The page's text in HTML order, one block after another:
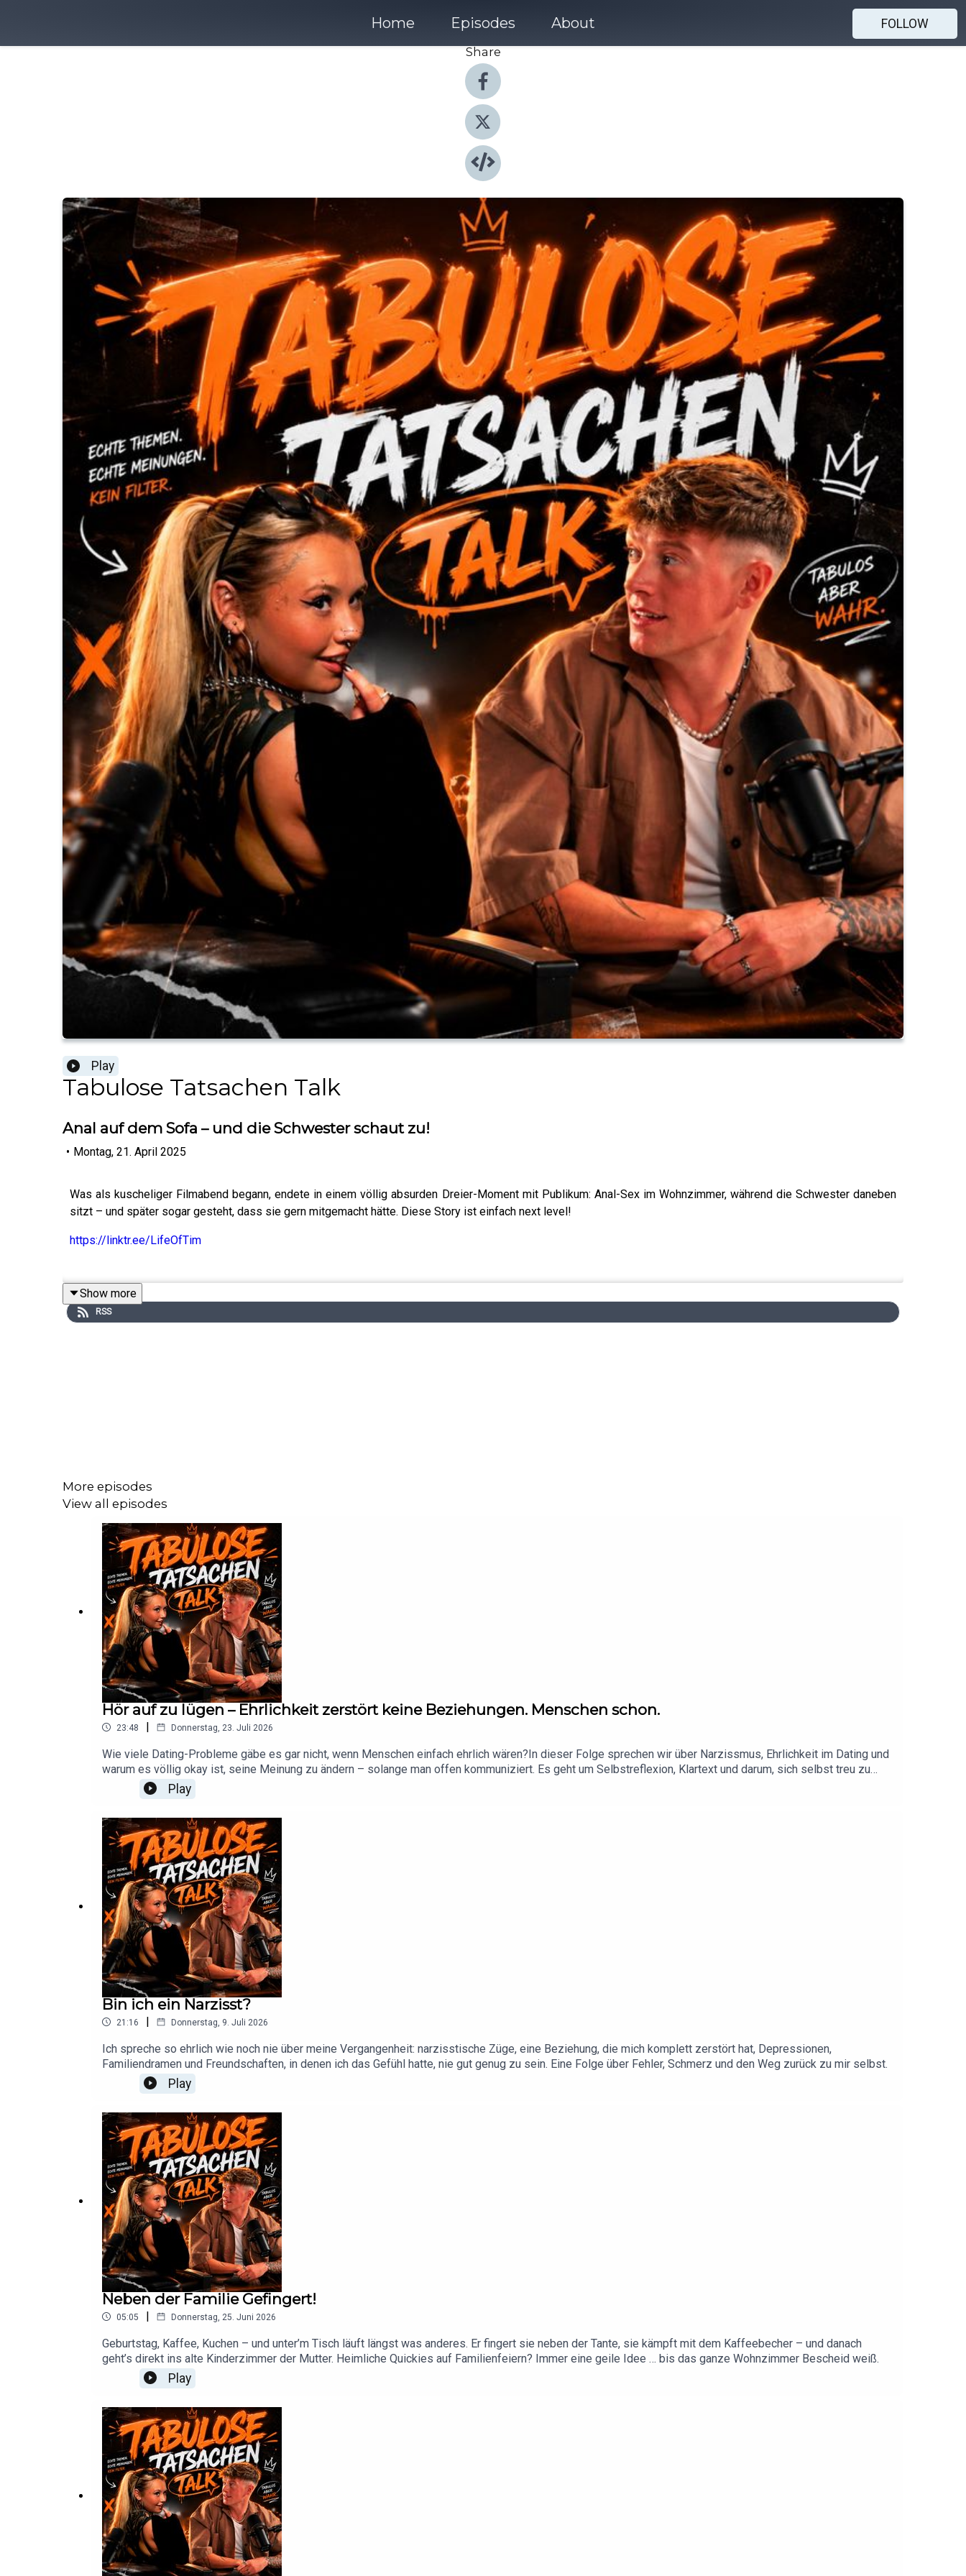
Home Episodes About
FOLLOW
Share
Play
Tabulose Tatsachen Talk
Anal auf dem Sofa – und die Schwester schaut zu!
• Montag, 21. April 2025
Was als kuscheliger Filmabend begann, endete in einem völlig absurden Dreier-Moment mit Publikum: Anal-Sex im Wohnzimmer, während die Schwester daneben
sitzt – und später sogar gesteht, dass sie gern mitgemacht hätte. Diese Story ist einfach next level!
https://linktr.ee/LifeOfTim
Show more
RSS
More episodes
View all episodes
Hör auf zu lügen – Ehrlichkeit zerstört keine Beziehungen. Menschen schon.
23:48 | Donnerstag, 23. Juli 2026
Wie viele Dating-Probleme gäbe es gar nicht, wenn Menschen einfach ehrlich wären?In dieser Folge sprechen wir über Narzissmus, Ehrlichkeit im Dating und
warum es völlig okay ist, seine Meinung zu ändern – solange man offen kommuniziert. Es geht um Selbstreflexion, Klartext und darum, sich selbst treu zu
bleiben, statt anderen etwas vorzuspielen.Eine Folge voller Real Talk, Deep Talk und einer kleinen Therapiestunde – ungefiltert, ehrlich und vielleicht auch ein
bisschen unbequem.
Play
Bin ich ein Narzisst?
21:16 | Donnerstag, 9. Juli 2026
Ich spreche so ehrlich wie noch nie über meine Vergangenheit: narzisstische Züge, eine Beziehung, die mich komplett zerstört hat, Depressionen,
Familiendramen und Freundschaften, in denen ich das Gefühl hatte, nie gut genug zu sein. Eine Folge über Fehler, Schmerz und den Weg zurück zu mir selbst.
Play
Neben der Familie Gefingert!
05:05 | Donnerstag, 25. Juni 2026
Geburtstag, Kaffee, Kuchen – und unter’m Tisch läuft längst was anderes. Er fingert sie neben der Tante, sie kämpft mit dem Kaffeebecher – und danach
geht’s direkt ins alte Kinderzimmer der Mutter. Heimliche Quickies auf Familienfeiern? Immer eine geile Idee … bis das ganze Wohnzimmer Bescheid weiß.
Play